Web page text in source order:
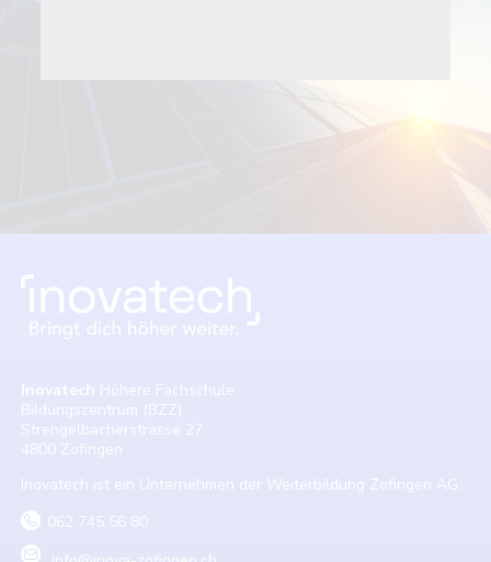
Inovatech Höhere Fachschule
Bildungszentrum (BZZ)
Strengelbacherstrasse 27
4800 Zofingen
Inovatech ist ein Unternehmen der Weiterbildung Zofingen AG.
062 745 56 80